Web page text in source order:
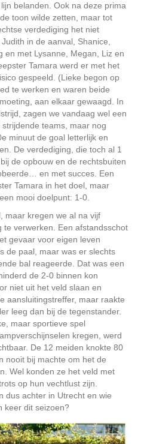
belanden. Ook na deze prima
toon wilde zetten, maar tot
verdediging het niet
in de aanval, Shanice,
en met Lysanne, Megan, Liz en
Tamara werd er met het
gespeeld. (Lieke begon op
te werken en waren beide
aan elkaar gewaagd. In
zagen we vandaag wel een
teams, maar nog
minuut de goal letterlijk en
De verdediging, die toch al 1
de opbouw en de rechtsbuiten
en met succes. Een
Tamara in het doel, maar
mooi doelpunt: 1-0.
maar kregen we al na vijf
verwerken. Een afstandsschot
gevaar voor eigen leven
de paal, maar was er slechts
bal reageerde. Dat was een
de 2-0 binnen kon
niet uit het veld slaan en
aansluitingstreffer, maar raakte
leeg dan bij de tegenstander.
maar sportieve spel
kregen, werd
De 12 meiden knokte 80
nooit bij machte om het de
Wel konden ze het veld met
op hun vechtlust zijn.
dus achter in Utrecht en wie
keer dit seizoen?